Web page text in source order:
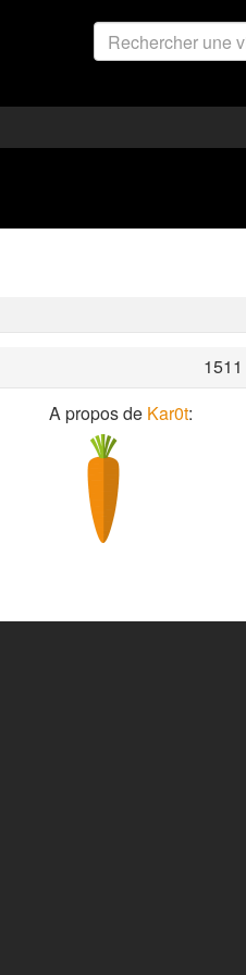
1511
A propos de Kar0t: